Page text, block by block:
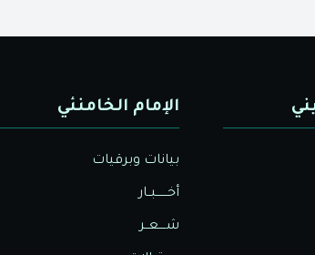
الإمام الخامنئي
بيانات وبرقيات
أخــــــبــار
شــــعــر